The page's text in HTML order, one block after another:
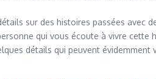
sur des histoires passées
qui vous écoute à vivre
détails qui peuvent